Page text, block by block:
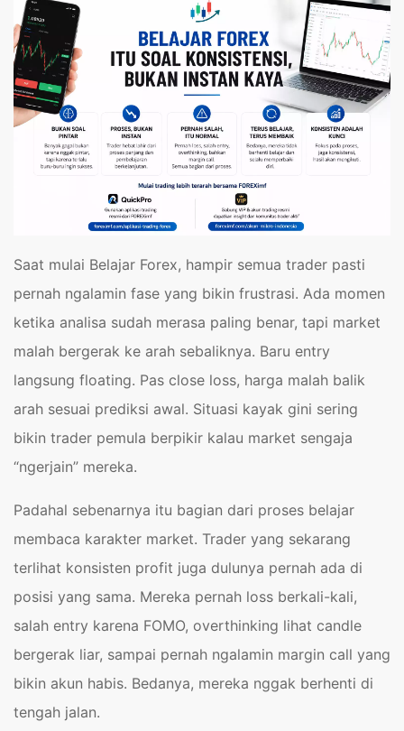
Saat mulai Belajar Forex, hampir semua trader pasti
pernah ngalamin fase yang bikin frustrasi. Ada momen
ketika analisa sudah merasa paling benar, tapi market
malah bergerak ke arah sebaliknya. Baru entry
langsung floating. Pas close loss, harga malah balik
arah sesuai prediksi awal. Situasi kayak gini sering
bikin trader pemula berpikir kalau market sengaja
“ngerjain” mereka.
Padahal sebenarnya itu bagian dari proses belajar
membaca karakter market. Trader yang sekarang
terlihat konsisten profit juga dulunya pernah ada di
posisi yang sama. Mereka pernah loss berkali-kali,
salah entry karena FOMO, overthinking lihat candle
bergerak liar, sampai pernah ngalamin margin call yang
bikin akun habis. Bedanya, mereka nggak berhenti di
tengah jalan.